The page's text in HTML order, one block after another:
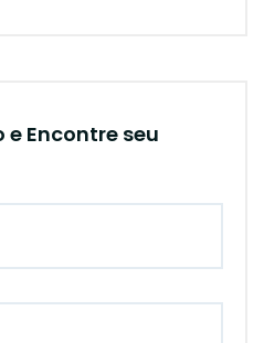
Encontre seu